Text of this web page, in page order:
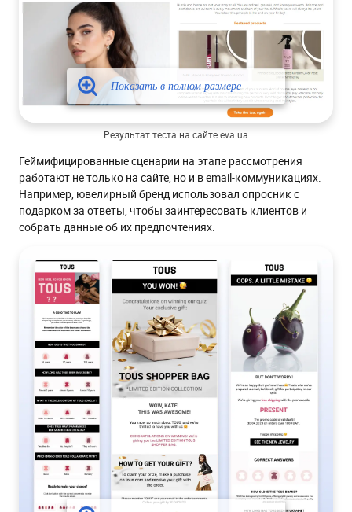
Результат теста на сайте eva.ua
Геймифицированные сценарии на этапе рассмотрения
работают не только на сайте, но и в email-коммуникациях.
Например, ювелирный бренд использовал опросник с
подарком за ответы, чтобы заинтересовать клиентов и
собрать данные об их предпочтениях.